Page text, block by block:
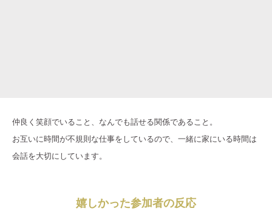
仲良く笑顔でいること、なんでも話せる関係であること。
お互いに時間が不規則な仕事をしているので、一緒に家にいる時間は
会話を大切にしています。
嬉しかった参加者の反応